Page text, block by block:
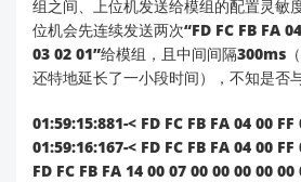
请访问我们的资料下载中心
LD2420的最新固件
特别注意检查是否有针对"
进一步技术支持
组之间、上位机发送给模组的配置灵敏
位机会先连续发送两次“FD FC FB FA
03 02 01”给模组，且中间间隔300ms
还特地延长了一小段时间），不知是否
01:59:15:881-< FD FC FB FA 04 00
01:59:16:167-< FD FC FB FA 04 00
FD FC FB FA 14 00 07 00 00 00 00